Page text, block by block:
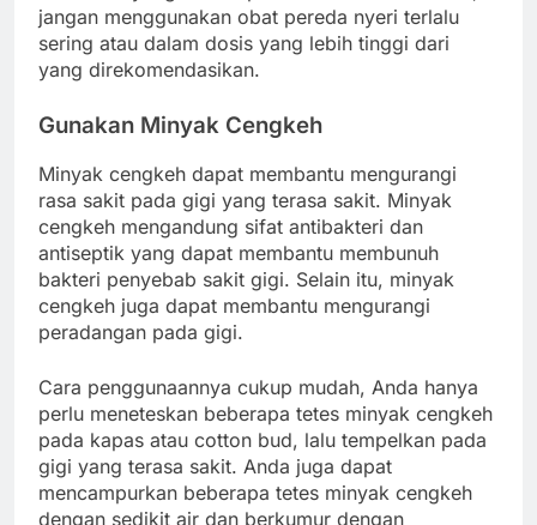
jangan menggunakan obat pereda nyeri terlalu
sering atau dalam dosis yang lebih tinggi dari
yang direkomendasikan.
Gunakan Minyak Cengkeh
Minyak cengkeh dapat membantu mengurangi
rasa sakit pada gigi yang terasa sakit. Minyak
cengkeh mengandung sifat antibakteri dan
antiseptik yang dapat membantu membunuh
bakteri penyebab sakit gigi. Selain itu, minyak
cengkeh juga dapat membantu mengurangi
peradangan pada gigi.
Cara penggunaannya cukup mudah, Anda hanya
perlu meneteskan beberapa tetes minyak cengkeh
pada kapas atau cotton bud, lalu tempelkan pada
gigi yang terasa sakit. Anda juga dapat
mencampurkan beberapa tetes minyak cengkeh
dengan sedikit air dan berkumur dengan